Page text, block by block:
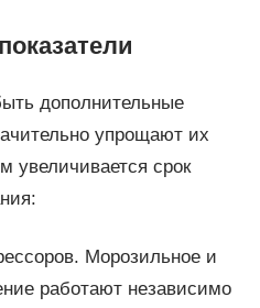
дополнительные
упрощают их
увеличивается срок
Морозильное и
работают независимо